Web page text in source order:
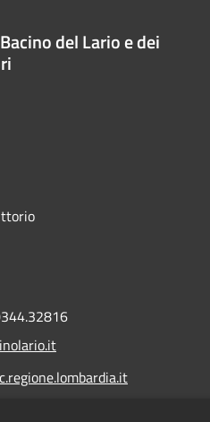
del Lario e dei